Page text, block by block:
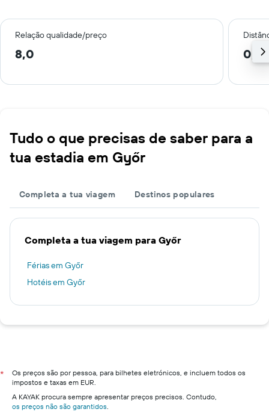
Relação qualidade/preço
8,0 0,4
Tudo o que precisas de saber para a
tua estadia em Győr
Completa a tua viagem Destinos populares
Completa a tua viagem para Győr
Férias em Győr
Hotéis em Győr
*
Os preços são por pessoa, para bilhetes eletrónicos, e incluem todos os
impostos e taxas em EUR.
A KAYAK procura sempre apresentar preços precisos. Contudo,
os preços não são garantidos.